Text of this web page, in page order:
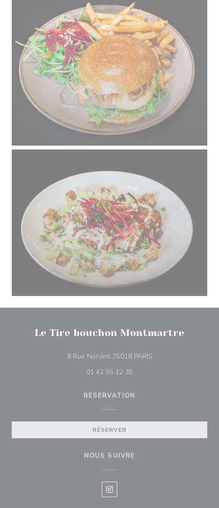
Le Tire bouchon Montmartre
9 Rue Norvins 75018 PARIS((ouvre une nouvelle
01 42 55 12 35
RÉSERVATION
RÉSERVER
NOUS SUIVRE
Instagram ((ouvre une nouvelle